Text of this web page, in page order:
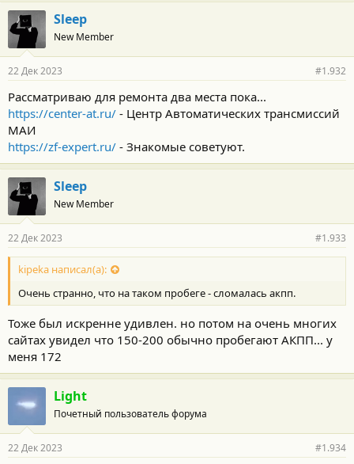
Sleep
New Member
22 Дек 2023 #1.932
Рассматриваю для ремонта два места пока...
https://center-at.ru/ - Центр Автоматических трансмиссий
МАИ
https://zf-expert.ru/ - Знакомые советуют.
Sleep
New Member
22 Дек 2023 #1.933
kipeka написал(а):
Очень странно, что на таком пробеге - сломалась акпп.
Тоже был искренне удивлен. но потом на очень многих
сайтах увидел что 150-200 обычно пробегают АКПП... у
меня 172
Light
Почетный пользователь форума
22 Дек 2023 #1.934